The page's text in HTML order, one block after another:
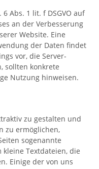
Abs. 1 lit. f DSGVO auf
an der Verbesserung
Website. Eine
der Daten findet
vor, die Server-
sollten konkrete
Nutzung hinweisen.
zu gestalten und
zu ermöglichen,
sogenannte
kleine Textdateien, die
Einige der von uns